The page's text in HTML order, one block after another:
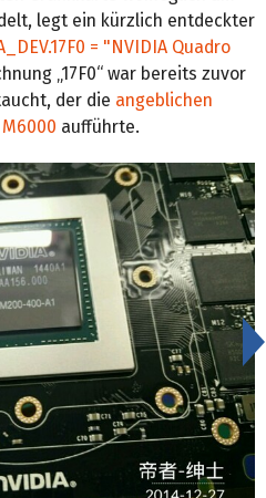
legt ein kürzlich entdeckter
= "NVIDIA Quadro
„17F0“ war bereits zuvor
der die angeblichen
aufführte.